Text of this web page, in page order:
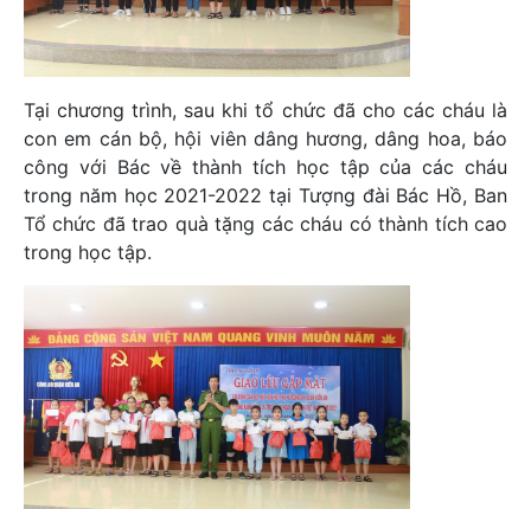
Tại chương trình, sau khi tổ chức đã cho các cháu là
con em cán bộ, hội viên dâng hương, dâng hoa, báo
công với Bác về thành tích học tập của các cháu
trong năm học 2021-2022 tại Tượng đài Bác Hồ, Ban
Tổ chức đã trao quà tặng các cháu có thành tích cao
trong học tập.